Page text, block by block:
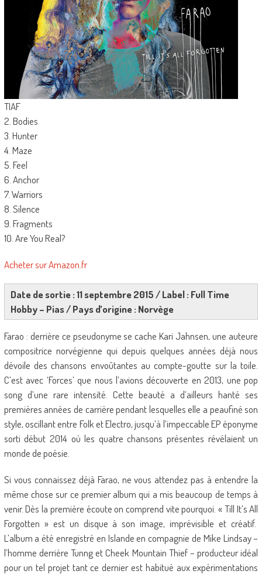
TIAF
2. Bodies
3. Hunter
4. Maze
5. Feel
6. Anchor
7. Warriors
8. Silence
9. Fragments
10. Are You Real?
Acheter sur Amazon.fr
Date de sortie : 11 septembre 2015 / Label : Full Time
Hobby – Pias / Pays d’origine : Norvège
Farao : derrière ce pseudonyme se cache Kari Jahnsen, une auteure
compositrice norvégienne qui depuis quelques années déjà nous
dévoile des chansons envoûtantes au compte-goutte sur la toile.
C’est avec ‘Forces’ que nous l’avions découverte en 2013, une pop
song d’une rare intensité. Cette beauté a d’ailleurs hanté ses
premières années de carrière pendant lesquelles elle a peaufiné son
style, oscillant entre Folk et Electro, jusqu’à l’impeccable EP éponyme
sorti début 2014 où les quatre chansons présentes révélaient un
monde de poésie.
Si vous connaissez déjà Farao, ne vous attendez pas à entendre la
même chose sur ce premier album qui a mis beaucoup de temps à
venir. Dès la première écoute on comprend vite pourquoi. « Till It’s All
Forgotten » est un disque à son image, imprévisible et créatif.
L’album a été enregistré en Islande en compagnie de Mike Lindsay –
l’homme derrière Tunng et Cheek Mountain Thief – producteur idéal
pour un tel projet tant ce dernier est habitué aux expérimentations